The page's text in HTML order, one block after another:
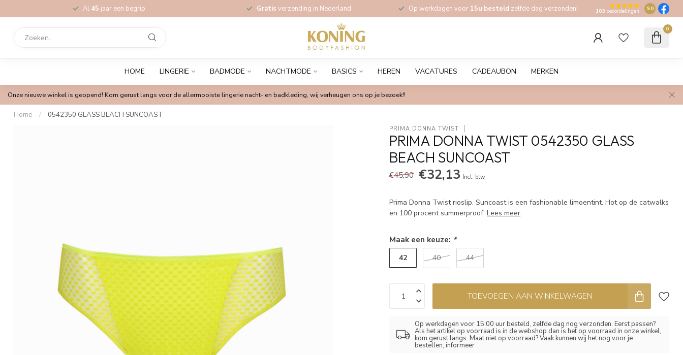
Al 45 jaar een begrip Gratis verzending in Nederland Op werkdagen voor 15u besteld zelfde dag verzonden! 103 beoordelingen 9.0
0
HOME LINGERIE BADMODE NACHTMODE BASICS HEREN VACATURES CADEAUBON MERKEN
Onze nieuwe winkel is geopend! Kom gerust langs voor de allermooiste lingerie nacht- en badkleding, wij verheugen ons op je bezoek!!
Home / 0542350 GLASS BEACH SUNCOAST
PRIMA DONNA TWIST
PRIMA DONNA TWIST 0542350 GLASS
BEACH SUNCOAST
€45,90 €32,13 Incl. btw
Prima Donna Twist rioslip. Suncoast is een fashionable limoentint. Hot op de catwalks
en 100 procent summerproof.Lees meer.
Maak een keuze: *
42 40 44
TOEVOEGEN AAN WINKELWAGEN
Op werkdagen voor 15:00 uur besteld, zelfde dag nog verzonden. Eerst passen?
Als het artikel op voorraad is in de webshop dan is het op voorraad in onze winkel,
kom gerust langs. Maat niet op voorraad? Vaak kunnen wij het nog voor je
bestellen, informeer